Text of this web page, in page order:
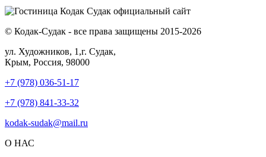
© Кодак-Судак - все права защищены 2015-2026
ул. Художников, 1,г. Судак,
Крым, Россия, 98000
+7 (978) 036-51-17
+7 (978) 841-33-32
kodak-sudak@mail.ru
О НАС